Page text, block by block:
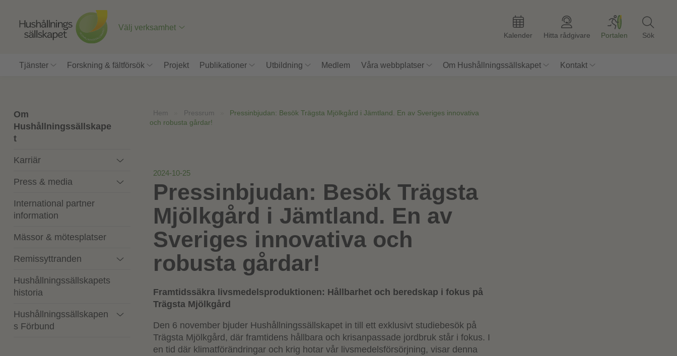
Välj verksamhet
Kalender Hitta rådgivare Portalen Sök
Tjänster Forskning & fältförsök Projekt Publikationer Utbildning Medlem Våra webbplatser Om Hushållningssällskapet Kontakt
Om
Hushållningssällskape
t
Karriär
Press & media
International partner
information
Mässor & mötesplatser
Remissyttranden
Hushållningssällskapets
historia
Hushållningssällskapen
s Förbund
Hem Pressrum
Pressinbjudan: Besök Trägsta Mjölkgård i Jämtland. En av Sveriges innovativa
och robusta gårdar!
2024-10-25
Pressinbjudan: Besök Trägsta
Mjölkgård i Jämtland. En av
Sveriges innovativa och
robusta gårdar!
Framtidssäkra livsmedelsproduktionen: Hållbarhet och beredskap i fokus på
Trägsta Mjölkgård
Den 6 november bjuder Hushållningssällskapet in till ett exklusivt studiebesök på
Trägsta Mjölkgård, där framtidens hållbara och krisanpassade jordbruk står i fokus. I
en tid där klimatförändringar och krig hotar vår livsmedelsförsörjning, visar denna